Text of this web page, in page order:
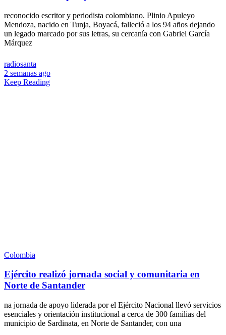
reconocido escritor y periodista colombiano. Plinio Apuleyo
Mendoza, nacido en Tunja, Boyacá, falleció a los 94 años dejando
un legado marcado por sus letras, su cercanía con Gabriel García
Márquez
radiosanta
2 semanas ago
Keep Reading
Colombia
Ejército realizó jornada social y comunitaria en
Norte de Santander
na jornada de apoyo liderada por el Ejército Nacional llevó servicios
esenciales y orientación institucional a cerca de 300 familias del
municipio de Sardinata, en Norte de Santander, con una